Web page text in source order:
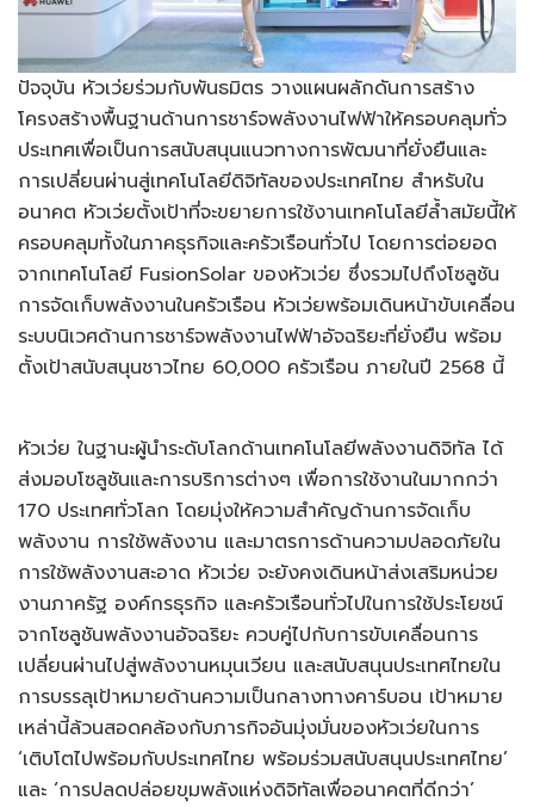
ปัจจุบัน หัวเว่ยร่วมกับพันธมิตร วางแผนผลักดันการสร้าง
โครงสร้างพื้นฐานด้านการชาร์จพลังงานไฟฟ้าให้ครอบคลุมทั่ว
ประเทศเพื่อเป็นการสนับสนุนแนวทางการพัฒนาที่ยั่งยืนและ
การเปลี่ยนผ่านสู่เทคโนโลยีดิจิทัลของประเทศไทย สำหรับใน
อนาคต หัวเว่ยตั้งเป้าที่จะขยายการใช้งานเทคโนโลยีล้ำสมัยนี้ให้
ครอบคลุมทั้งในภาคธุรกิจและครัวเรือนทั่วไป โดยการต่อยอด
จากเทคโนโลยี FusionSolar ของหัวเว่ย ซึ่งรวมไปถึงโซลูชัน
การจัดเก็บพลังงานในครัวเรือน หัวเว่ยพร้อมเดินหน้าขับเคลื่อน
ระบบนิเวศด้านการชาร์จพลังงานไฟฟ้าอัจฉริยะที่ยั่งยืน พร้อม
ตั้งเป้าสนับสนุนชาวไทย 60,000 ครัวเรือน ภายในปี 2568 นี้
หัวเว่ย ในฐานะผู้นำระดับโลกด้านเทคโนโลยีพลังงานดิจิทัล ได้
ส่งมอบโซลูชันและการบริการต่างๆ เพื่อการใช้งานในมากกว่า
170 ประเทศทั่วโลก โดยมุ่งให้ความสำคัญด้านการจัดเก็บ
พลังงาน การใช้พลังงาน และมาตรการด้านความปลอดภัยใน
การใช้พลังงานสะอาด หัวเว่ย จะยังคงเดินหน้าส่งเสริมหน่วย
งานภาครัฐ องค์กรธุรกิจ และครัวเรือนทั่วไปในการใช้ประโยชน์
จากโซลูชันพลังงานอัจฉริยะ ควบคู่ไปกับการขับเคลื่อนการ
เปลี่ยนผ่านไปสู่พลังงานหมุนเวียน และสนับสนุนประเทศไทยใน
การบรรลุเป้าหมายด้านความเป็นกลางทางคาร์บอน เป้าหมาย
เหล่านี้ล้วนสอดคล้องกับภารกิจอันมุ่งมั่นของหัวเว่ยในการ
‘เติบโตไปพร้อมกับประเทศไทย พร้อมร่วมสนับสนุนประเทศไทย’
และ ‘การปลดปล่อยขุมพลังแห่งดิจิทัลเพื่ออนาคตที่ดีกว่า’